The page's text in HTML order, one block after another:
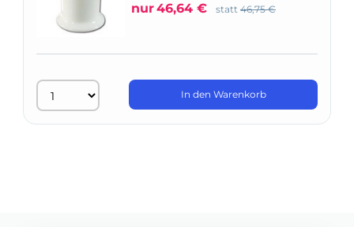
nur46,64 € statt 46,75 €
In den Warenkorb